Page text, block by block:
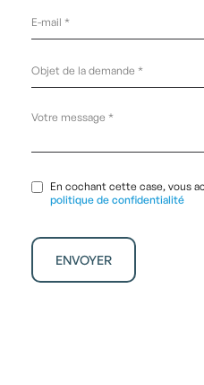
mail
*
de
la
demande
message
*
En cochant cette case, vous
politique de confidentialité
ENVOYER